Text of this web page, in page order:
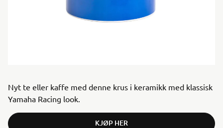
Nyt te eller kaffe med denne krus i keramikk med klassisk
Yamaha Racing look.
KJØP HER